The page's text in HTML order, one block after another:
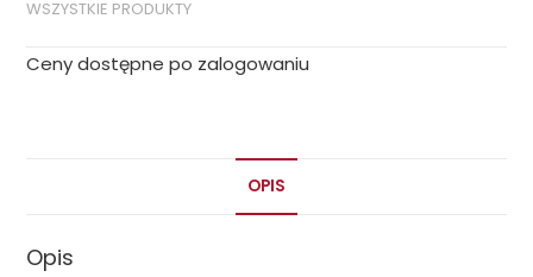
WSZYSTKIE PRODUKTY
Ceny dostępne po zalogowaniu
OPIS
Opis